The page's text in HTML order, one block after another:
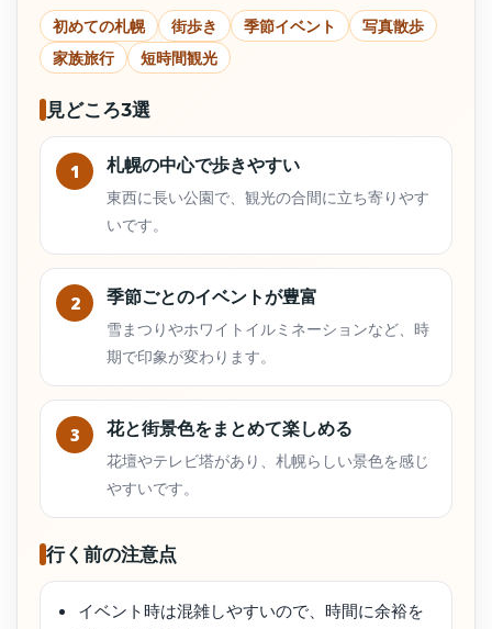
初めての札幌 街歩き 季節イベント
写真散歩
家族旅行
短時間観光
見どころ3選
1
札幌の中心で歩きやすい
東西に長い公園で、観光の合間に立ち寄りやす
いです。
2
季節ごとのイベントが豊富
雪まつりやホワイトイルミネーションなど、時
期で印象が変わります。
3
花と街景色をまとめて楽しめる
花壇やテレビ塔があり、札幌らしい景色を感じ
やすいです。
行く前の注意点
イベント時は混雑しやすいので、時間に余裕を